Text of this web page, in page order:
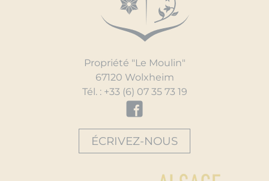
Propriété "Le Moulin"
67120 Wolxheim
Tél. : +33 (6) 07 35 73 19
ÉCRIVEZ-NOUS